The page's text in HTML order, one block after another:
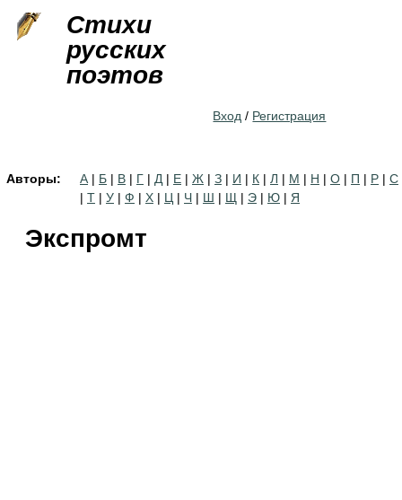
Стихи
русских
поэтов
Вход / Регистрация
Авторы: А | Б | В | Г | Д | Е | Ж | З | И | К | Л | М | Н | О | П | Р | С
| Т | У | Ф | Х | Ц | Ч | Ш | Щ | Э | Ю | Я
Экспромт